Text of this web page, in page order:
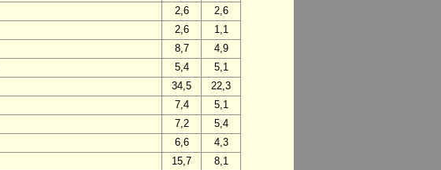
2,6
2,6
2,6
1,1
8,7
4,9
5,4
5,1
34,5
22,3
7,4
5,1
7,2
5,4
6,6
4,3
15,7
8,1